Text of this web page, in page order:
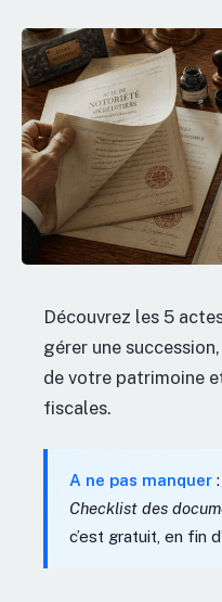
Découvrez les 5
gérer une
de votre patrimoine
fiscales.
A ne pas manquer
Checklist des
c’est gratuit, en fin